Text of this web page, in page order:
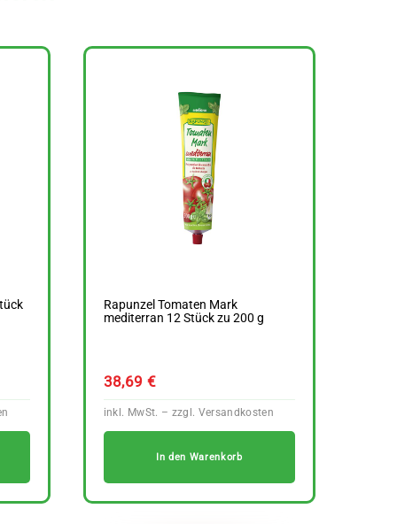
Rapunzel Tomaten Mark
mediterran 12 Stück zu 200 g
38,69 €
In den Warenkorb